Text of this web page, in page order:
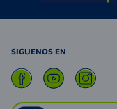
SIGUENOS EN